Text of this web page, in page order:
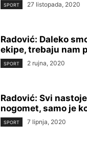
SPORT 27 listopada, 2020
Radović: Daleko
ekipe, trebaju nam
SPORT 2 rujna, 2020
Radović: Svi
nogomet, samo je
SPORT 7 lipnja, 2020